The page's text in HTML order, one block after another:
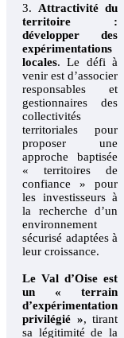
3. Attractivité du
territoire :
développer des
expérimentations
locales. Le défi à
venir est d’associer
responsables et
gestionnaires des
collectivités
territoriales pour
proposer une
approche baptisée
« territoires de
confiance » pour
les investisseurs à
la recherche d’un
environnement
sécurisé adaptées à
leur croissance.
Le Val d’Oise est
un « terrain
d’expérimentation
privilégié », tirant
sa légitimité de la